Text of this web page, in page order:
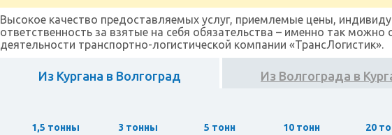
Высокое качество предоставляемых услуг, приемлемые цены,
ответственность за взятые на себя обязательства – именно так
деятельности транспортно-логистической компании «ТрансЛогистик».
Из Кургана в Волгоград Из Волгограда в
1,5 тонны 3 тонны 5 тонн 10 тонн 20